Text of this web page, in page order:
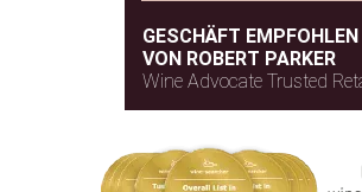
GESCHÄFT EMPFOHLEN
VON ROBERT PARKER
Wine Advocate Trusted